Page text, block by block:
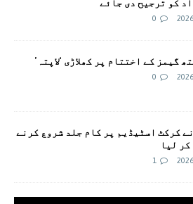
کو ترجیح دی جائے
0
گیمز کے اختتام پر کھلاڑی ‘لاپتہ’
0
کرکٹ اسٹیڈیم پر کام جلد شروع کرنے
لیا
1